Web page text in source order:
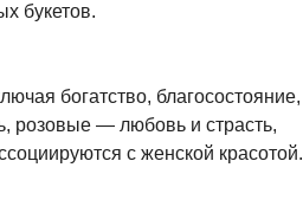
букетов.
богатство, благосостояние,
розовые — любовь и страсть,
с женской красотой.